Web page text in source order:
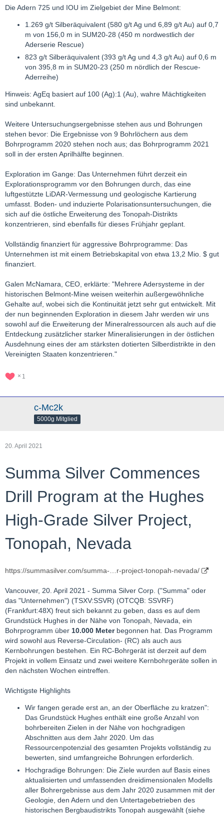
Die Adern 725 und IOU im Zielgebiet der Mine Belmont:
1.269 g/t Silberäquivalent (580 g/t Ag und 6,89 g/t Au) auf 0,7
m von 156,0 m in SUM20-28 (450 m nordwestlich der
Aderserie Rescue)
823 g/t Silberäquivalent (393 g/t Ag und 4,3 g/t Au) auf 0,6 m
von 395,8 m in SUM20-23 (250 m nördlich der Rescue-
Aderreihe)
Hinweis: AgEq basiert auf 100 (Ag):1 (Au), wahre Mächtigkeiten
sind unbekannt.
Weitere Untersuchungsergebnisse stehen aus und Bohrungen
stehen bevor: Die Ergebnisse von 9 Bohrlöchern aus dem
Bohrprogramm 2020 stehen noch aus; das Bohrprogramm 2021
soll in der ersten Aprilhälfte beginnen.
Exploration im Gange: Das Unternehmen führt derzeit ein
Explorationsprogramm vor den Bohrungen durch, das eine
luftgestützte LiDAR-Vermessung und geologische Kartierung
umfasst. Boden- und induzierte Polarisationsuntersuchungen, die
sich auf die östliche Erweiterung des Tonopah-Distrikts
konzentrieren, sind ebenfalls für dieses Frühjahr geplant.
Vollständig finanziert für aggressive Bohrprogramme: Das
Unternehmen ist mit einem Betriebskapital von etwa 13,2 Mio. $ gut
finanziert.
Galen McNamara, CEO, erklärte: "Mehrere Adersysteme in der
historischen Belmont-Mine weisen weiterhin außergewöhnliche
Gehalte auf, wobei sich die Kontinuität jetzt sehr gut entwickelt. Mit
der nun beginnenden Exploration in diesem Jahr werden wir uns
sowohl auf die Erweiterung der Mineralressourcen als auch auf die
Entdeckung zusätzlicher starker Mineralisierungen in der östlichen
Ausdehnung eines der am stärksten dotierten Silberdistrikte in den
Vereinigten Staaten konzentrieren."
1
c-Mc2k
5000g Mitglied
20. April 2021
Summa Silver Commences
Drill Program at the Hughes
High-Grade Silver Project,
Tonopah, Nevada
https://summasilver.com/summa-…r-project-tonopah-nevada/
Vancouver, 20. April 2021 - Summa Silver Corp. ("Summa" oder
das "Unternehmen") (TSXV:SSVR) (OTCQB: SSVRF)
(Frankfurt:48X) freut sich bekannt zu geben, dass es auf dem
Grundstück Hughes in der Nähe von Tonopah, Nevada, ein
Bohrprogramm über 10.000 Meterbegonnen hat. Das Programm
wird sowohl aus Reverse-Circulation- (RC) als auch aus
Kernbohrungen bestehen. Ein RC-Bohrgerät ist derzeit auf dem
Projekt in vollem Einsatz und zwei weitere Kernbohrgeräte sollen in
den nächsten Wochen eintreffen.
Wichtigste Highlights
Wir fangen gerade erst an, an der Oberfläche zu kratzen":
Das Grundstück Hughes enthält eine große Anzahl von
bohrbereiten Zielen in der Nähe von hochgradigen
Abschnitten aus dem Jahr 2020. Um das
Ressourcenpotenzial des gesamten Projekts vollständig zu
bewerten, sind umfangreiche Bohrungen erforderlich.
Hochgradige Bohrungen: Die Ziele wurden auf Basis eines
aktualisierten und umfassenden dreidimensionalen Modells
aller Bohrergebnisse aus dem Jahr 2020 zusammen mit der
Geologie, den Adern und den Untertagebetrieben des
historischen Bergbaudistrikts Tonopah ausgewählt (siehe